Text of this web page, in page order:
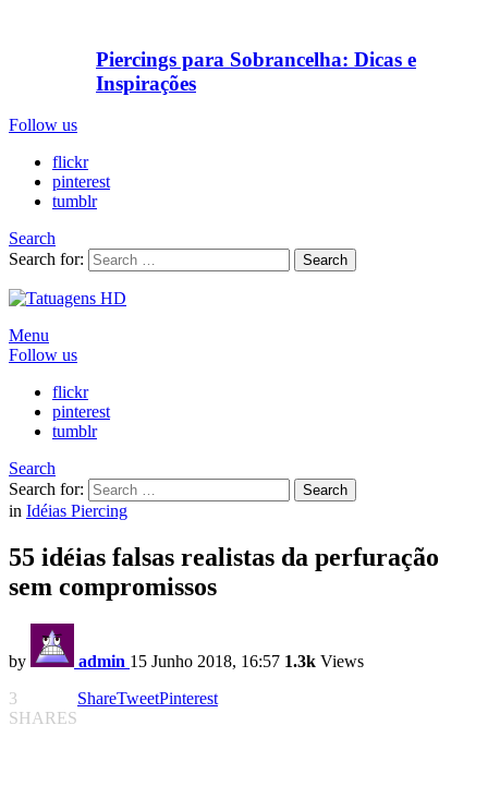
Piercings para Sobrancelha: Dicas e
Inspirações
Follow us
flickr
pinterest
tumblr
Search
Search for:
Search
Menu
Follow us
flickr
pinterest
tumblr
Search
Search for:
Search
in Idéias Piercing
55 idéias falsas realistas da perfuração
sem compromissos
by admin 15 Junho 2018, 16:57 1.3k Views
3
SHARES
ShareTweetPinterest